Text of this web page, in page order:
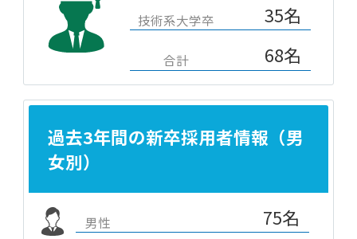
技術系大学卒 35名
合計 68名
過去3年間の新卒採用者情報（男
女別）
男性 75名